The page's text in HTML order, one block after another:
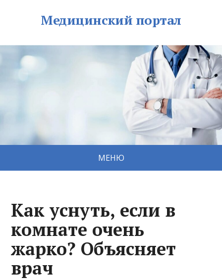
Медицинский портал
МЕНЮ
Как уснуть, если в
комнате очень
жарко? Объясняет
врач